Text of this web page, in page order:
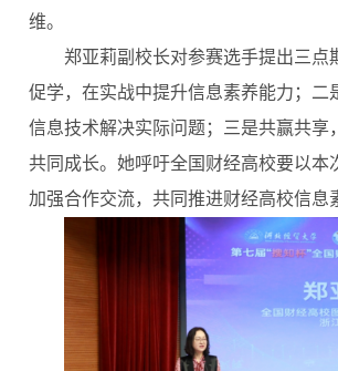
维。
郑亚莉副校长对参赛选手提出三点
促学，在实战中提升信息素养能力；二
信息技术解决实际问题；三是共赢共享
共同成长。她呼吁全国财经高校要以本
加强合作交流，共同推进财经高校信息